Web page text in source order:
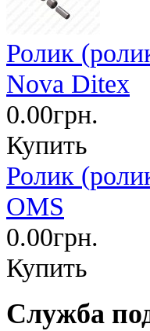
Ролик
Nova Ditex
0.00грн.
Купить
Ролик
OMS
0.00грн.
Купить
Служба